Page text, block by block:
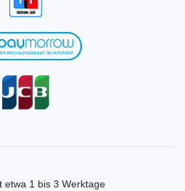
etwa 1 bis 3 Werktage